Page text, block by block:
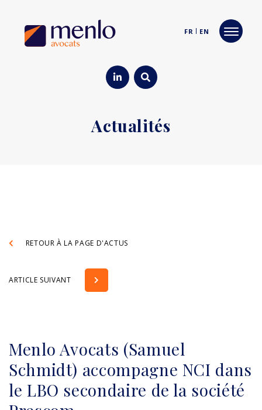
FR EN
Actualités
RETOUR À LA PAGE D'ACTUS
ARTICLE SUIVANT
Menlo Avocats (Samuel
Schmidt) accompagne NCI dans
le LBO secondaire de la société